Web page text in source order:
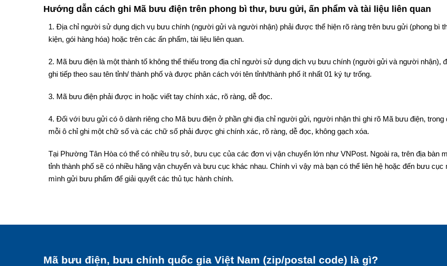
Hướng dẫn cách ghi Mã bưu điện trên phong bì thư, bưu gửi, ấn phẩm và tài liệu liên quan
1. Địa chỉ người sử dụng dịch vụ bưu chính (người gửi và người nhận) phải được thể hiện rõ ràng trên bưu gửi (phong bì
kiện, gói hàng hóa) hoặc trên các ấn phẩm, tài liệu liên quan.
2. Mã bưu điện là một thành tố không thể thiếu trong địa chỉ người sử dụng dịch vụ bưu chính (người gửi và người nhận),
ghi tiếp theo sau tên tỉnh/ thành phố và được phân cách với tên tỉnh/thành phố ít nhất 01 ký tự trống.
3. Mã bưu điện phải được in hoặc viết tay chính xác, rõ ràng, dễ đọc.
4. Đối với bưu gửi có ô dành riêng cho Mã bưu điện ở phần ghi địa chỉ người gửi, người nhận thì ghi rõ Mã bưu điện, trong
mỗi ô chỉ ghi một chữ số và các chữ số phải được ghi chính xác, rõ ràng, dễ đọc, không gạch xóa.
Tại Phường Tân Hòa có thể có nhiều trụ sở, bưu cục của các đơn vị vận chuyển lớn như VNPost. Ngoài ra, trên địa bàn
tỉnh thành phố sẽ có nhiều hãng vận chuyển và bưu cục khác nhau. Chính vì vậy mà bạn có thể liên hệ hoặc đến bưu cục
mình gửi bưu phẩm để giải quyết các thủ tục hành chính.
Mã bưu điện, bưu chính quốc gia Việt Nam (zip/postal code) là gì?